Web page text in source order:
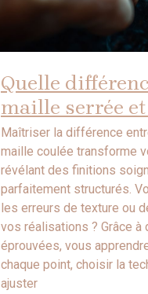
Quelle
maille serrée et
Maîtriser la différence
maille coulée transforme
révélant des finitions
parfaitement structurés.
les erreurs de texture ou
vos réalisations ? Grâce à
éprouvées, vous
chaque point, choisir la
ajuster